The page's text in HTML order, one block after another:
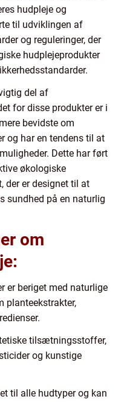
hudpleje og
til udviklingen af
og reguleringer, der
hudplejeprodukter
del af
for disse produkter er i
bevidste om
og har en tendens til at
Dette har ført
økologiske
der er designet til at
sundhed på en naturlig
om
er beriget med naturlige
planteekstrakter,
tilsætningsstoffer,
og kunstige
til alle hudtyper og kan